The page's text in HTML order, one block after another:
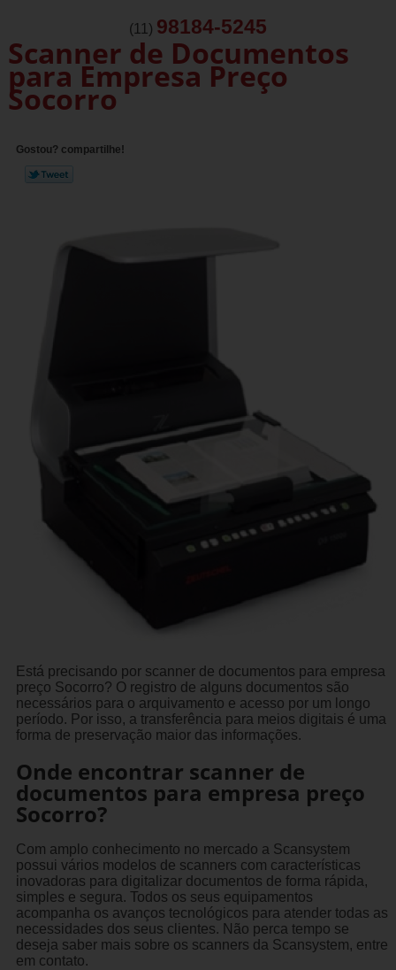
(11) 98184-5245
Scanner de Documentos
para Empresa Preço
Socorro
Gostou? compartilhe!
Está precisando por scanner de documentos para empresa
preço Socorro? O registro de alguns documentos são
necessários para o arquivamento e acesso por um longo
período. Por isso, a transferência para meios digitais é uma
forma de preservação maior das informações.
Onde encontrar scanner de
documentos para empresa preço
Socorro?
Com amplo conhecimento no mercado a Scansystem
possui vários modelos de scanners com características
inovadoras para digitalizar documentos de forma rápida,
simples e segura. Todos os seus equipamentos
acompanha os avanços tecnológicos para atender todas as
necessidades dos seus clientes. Não perca tempo se
deseja saber mais sobre os scanners da Scansystem, entre
em contato.